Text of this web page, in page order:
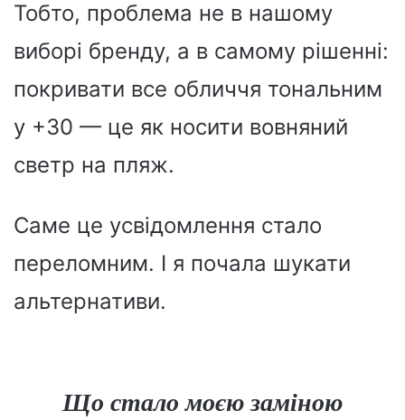
Тобто, проблема не в нашому
виборі бренду, а в самому рішенні:
покривати все обличчя тональним
у +30 — це як носити вовняний
светр на пляж.
Саме це усвідомлення стало
переломним. І я почала шукати
альтернативи.
Що стало моєю заміною